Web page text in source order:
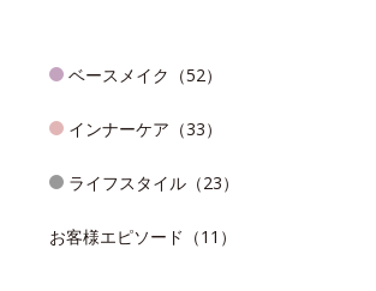
ベースメイク（52）
インナーケア（33）
ライフスタイル（23）
お客様エピソード（11）